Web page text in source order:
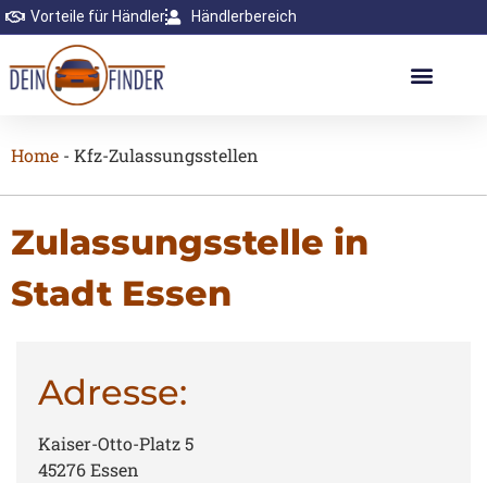
Vorteile für Händler Händlerbereich
Home - Kfz-Zulassungsstellen
Zulassungsstelle in
Stadt Essen
Adresse:
Kaiser-Otto-Platz 5
45276 Essen